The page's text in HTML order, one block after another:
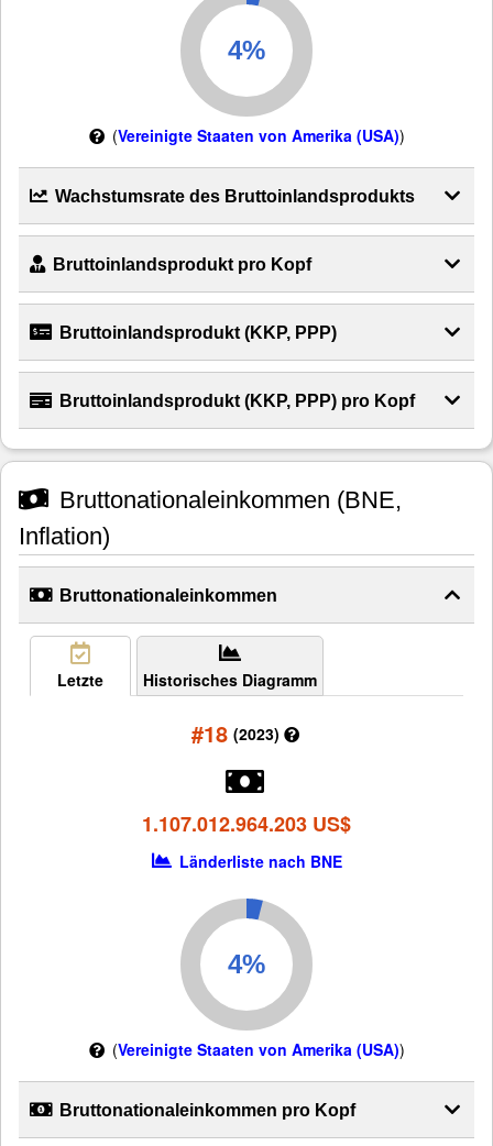
(Vereinigte Staaten von Amerika (USA))
Wachstumsrate des Bruttoinlandsprodukts
Bruttoinlandsprodukt pro Kopf
Bruttoinlandsprodukt (KKP, PPP)
Bruttoinlandsprodukt (KKP, PPP) pro Kopf
Bruttonationaleinkommen (BNE,
Inflation)
Bruttonationaleinkommen
Letzte Historisches Diagramm
#18 (2023)
1.107.012.964.203 US$
Länderliste nach BNE
(Vereinigte Staaten von Amerika (USA))
Bruttonationaleinkommen pro Kopf